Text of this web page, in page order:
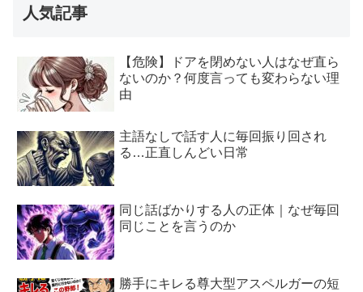
人気記事
【危険】ドアを閉めない人はなぜ直ら
ないのか？何度言っても変わらない理
由
主語なしで話す人に毎回振り回され
る…正直しんどい日常
同じ話ばかりする人の正体｜なぜ毎回
同じことを言うのか
勝手にキレる尊大型アスペルガーの短